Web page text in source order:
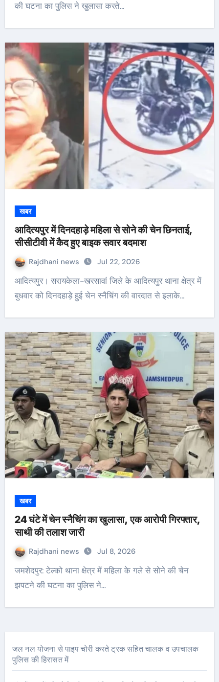
की घटना का पुलिस ने खुलासा करते…
खबर
आदित्यपुर में दिनदहाड़े महिला से सोने की चेन छिनताई,
सीसीटीवी में कैद हुए बाइक सवार बदमाश
Rajdhani news Jul 22, 2026
आदित्यपुर। सरायकेला-खरसावां जिले के आदित्यपुर थाना क्षेत्र में
बुधवार को दिनदहाड़े हुई चेन स्नैचिंग की वारदात से इलाके…
खबर
24 घंटे में चेन स्नैचिंग का खुलासा, एक आरोपी गिरफ्तार,
साथी की तलाश जारी
Rajdhani news Jul 8, 2026
जमशेदपुर: टेल्को थाना क्षेत्र में महिला के गले से सोने की चेन
झपटने की घटना का पुलिस ने…
जल नल योजना से पाइप चोरी करते ट्रक सहित चालक व उपचालक
पुलिस की हिरासत में